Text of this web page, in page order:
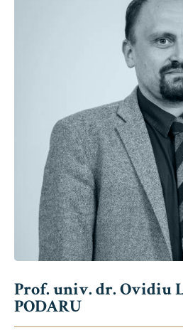
Prof. univ. dr. Ovidiu
PODARU